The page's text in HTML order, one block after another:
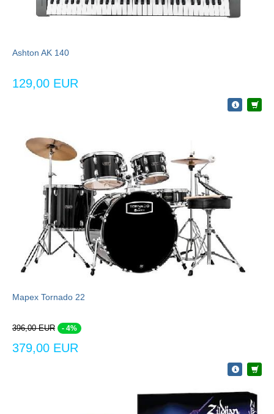
Ashton AK 140
129,00 EUR
Mapex Tornado 22
396,00 EUR - 4%
379,00 EUR